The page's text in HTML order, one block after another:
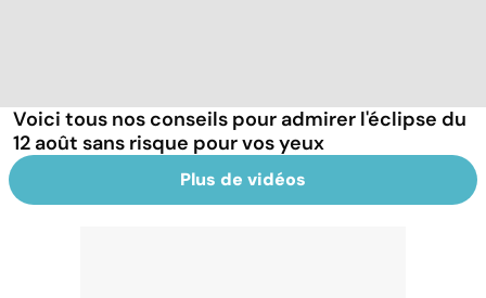
Voici tous nos conseils pour admirer l'éclipse du
12 août sans risque pour vos yeux
Plus de vidéos